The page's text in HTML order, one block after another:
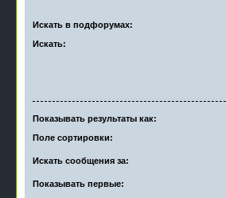
Искать в подфорумах:
Искать:
Показывать результаты как:
Поле сортировки:
Искать сообщения за:
Показывать первые: